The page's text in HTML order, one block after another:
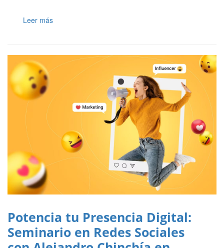
Leer más
Potencia tu Presencia Digital:
Seminario en Redes Sociales